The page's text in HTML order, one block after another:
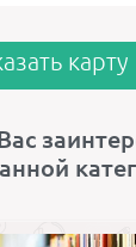
карту